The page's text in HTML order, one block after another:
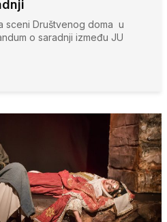
sceni Društvenog doma u
o saradnji između JU